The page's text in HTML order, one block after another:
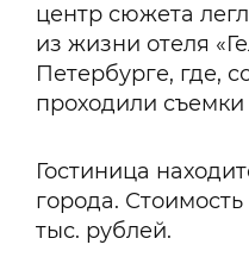
центр сюжета
из жизни отеля
Петербурге, где,
проходили съемки
Гостиница
города.
тыс. рублей.